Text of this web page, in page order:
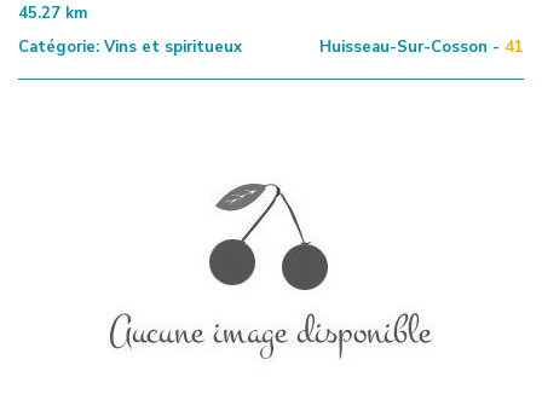
45.27 km
Catégorie: Vins et spiritueux Huisseau-Sur-Cosson - 41